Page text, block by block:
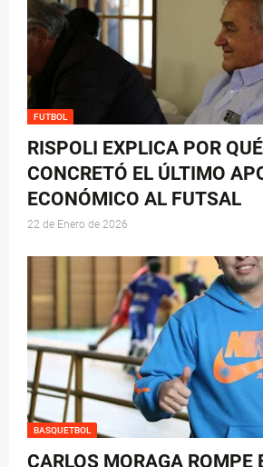
FUTBOL
RISPOLI EXPLICA POR
CONCRETÓ EL ÚLTIMO
ECONÓMICO AL FUTSAL
22 de Enero de 2026
BASQUETBOL
CARLOS MORAGA ROMPE